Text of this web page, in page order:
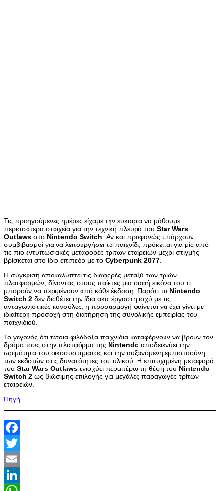
Τις προηγούμενες ημέρες είχαμε την ευκαιρία να μάθουμε
περισσότερα στοιχεία για την τεχνική πλευρά του Star Wars
Outlaws στο Nintendo Switch . Αν και προφανώς υπάρχουν
συμβιβασμοί για να λειτουργήσει το παιχνίδι, πρόκειται για μία από
τις πιο εντυπωσιακές μεταφορές τρίτων εταιρειών μέχρι στιγμής –
βρίσκεται στο ίδιο επίπεδο με το Cyberpunk 2077
Η σύγκριση αποκαλύπτει τις διαφορές μεταξύ των τριών
πλατφορμών, δίνοντας στους παίκτες μια σαφή εικόνα του τι
μπορούν να περιμένουν από κάθε έκδοση. Παρότι το Nintendo
Switch 2 δεν διαθέτει την ίδια ακατέργαστη ισχύ με τις
ανταγωνιστικές κονσόλες, η προσαρμογή φαίνεται να έχει γίνει με
ιδιαίτερη προσοχή στη διατήρηση της συνολικής εμπειρίας του
παιχνιδιού.
Το γεγονός ότι τέτοια φιλόδοξα παιχνίδια καταφέρνουν να βρουν τον
δρόμο τους στην πλατφόρμα της Nintendo αποδεικνύει την
ωριμότητα του οικοσυστήματος και την αυξανόμενη εμπιστοσύνη
των εκδοτών στις δυνατότητες του υλικού. Η επιτυχημένη μεταφορά
του Star Wars Outlaws ενισχύει περαιτέρω τη θέση του Nintendo
Switch 2 ως βιώσιμης επιλογής για μεγάλες παραγωγές τρίτων
εταιρειών.
Πηγή
Facebook
Twitter
Email